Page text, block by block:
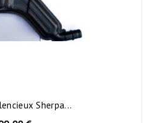
Sherpa...